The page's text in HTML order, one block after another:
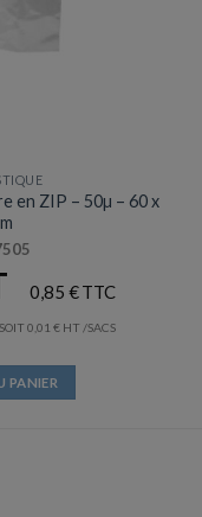
en ZIP – 50µ – 60 x
0,85 €
0,01 € /SACS
PANIER